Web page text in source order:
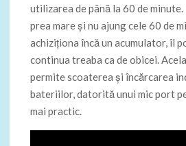
utilizarea de până la 60 de
prea mare și nu ajung cele 60 de
achiziționa încă un acumulator, îl
continua treaba ca de obicei.
permite scoaterea și încărcarea
bateriilor, datorită unui mic port
mai practic.